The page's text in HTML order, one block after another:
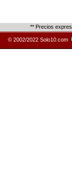
** Precios
© 2002/2022 Solo10.com